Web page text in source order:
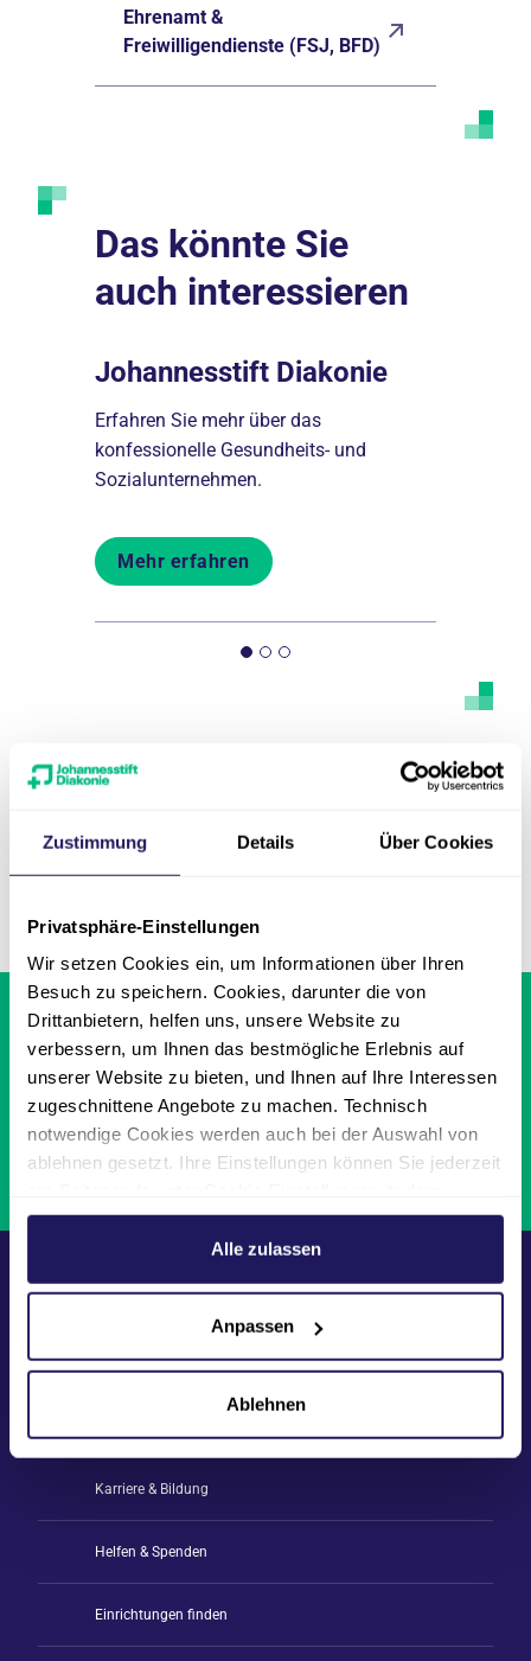
Zustimmung Details Über Cookies
Privatsphäre-Einstellungen
Wir setzen Cookies ein, um Informationen über Ihren
Besuch zu speichern. Cookies, darunter die von
Drittanbietern, helfen uns, unsere Website zu
verbessern, um Ihnen das bestmögliche Erlebnis auf
unserer Website zu bieten, und Ihnen auf Ihre Interessen
zugeschnittene Angebote zu machen. Technisch
notwendige Cookies werden auch bei der Auswahl von
ablehnen gesetzt. Ihre Einstellungen können Sie jederzeit
Weitere Informationen hierzu finden Sie in unserer
.Alle zulassen
Anpassen
Ablehnen
Ehrenamt &
Freiwilligendienste (FSJ, BFD)
Das könnte Sie
auch interessieren
Johannesstift Diakonie
Erfahren Sie mehr über das
konfessionelle Gesundheits- und
Sozialunternehmen.
Mehr erfahren
Leistungen finden
Stellenangebote
Pflege & Wohnen
Karriere & Bildung
Helfen & Spenden
Einrichtungen finden